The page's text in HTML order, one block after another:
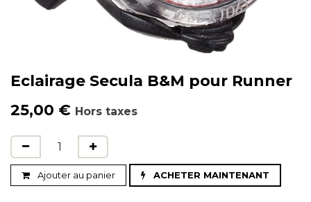
Eclairage Secula B&M pour Runner
25,00 € Hors taxes
Ajouter au panier ACHETER MAINTENANT